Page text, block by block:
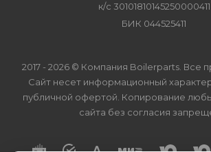
к/с 30101810145250000411
БИК 044525411
2017 - 2026 © Компания Boilerparts. Все
Сайт несет информационный
публичной офертой. Копирование
сайта без согласия